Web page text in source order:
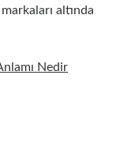
altında
Nedir